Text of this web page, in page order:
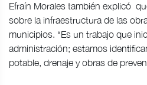
Efraín Morales también explicó
sobre la infraestructura de las
municipios. “Es un trabajo que
administración; estamos
potable, drenaje y obras de